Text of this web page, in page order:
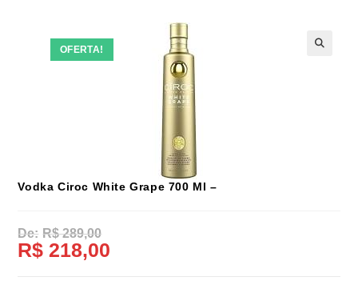
OFERTA!
Vodka Ciroc White Grape 700 Ml –
R$289,00
R$ 218,00